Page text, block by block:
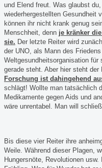
und Elend freut. Was glaubst
wiederhergestellten Gesundheit
können ihr nicht krank genug
Menschheit, denn je kränker
sie. Der letzte Reiter wird
der UNO, als Mann des
Weltgesundheitsorganisation
gerade steht. Aber hier steht der
Forschung ist dahingehend
schlägt! Wollte man tatsächlich
Medikamente gegen Aids und
wäre unrentabel. Man will
Bis diese vier Reiter ihre
Weile. Während dieser Plagen,
Hungersnöte, Revolutionen